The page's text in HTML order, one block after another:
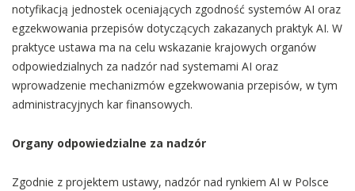
notyfikacją jednostek oceniających zgodność systemów AI oraz
egzekwowania przepisów dotyczących zakazanych praktyk AI. W
praktyce ustawa ma na celu wskazanie krajowych organów
odpowiedzialnych za nadzór nad systemami AI oraz
wprowadzenie mechanizmów egzekwowania przepisów, w tym
administracyjnych kar finansowych.
Organy odpowiedzialne za nadzór
Zgodnie z projektem ustawy, nadzór nad rynkiem AI w Polsce